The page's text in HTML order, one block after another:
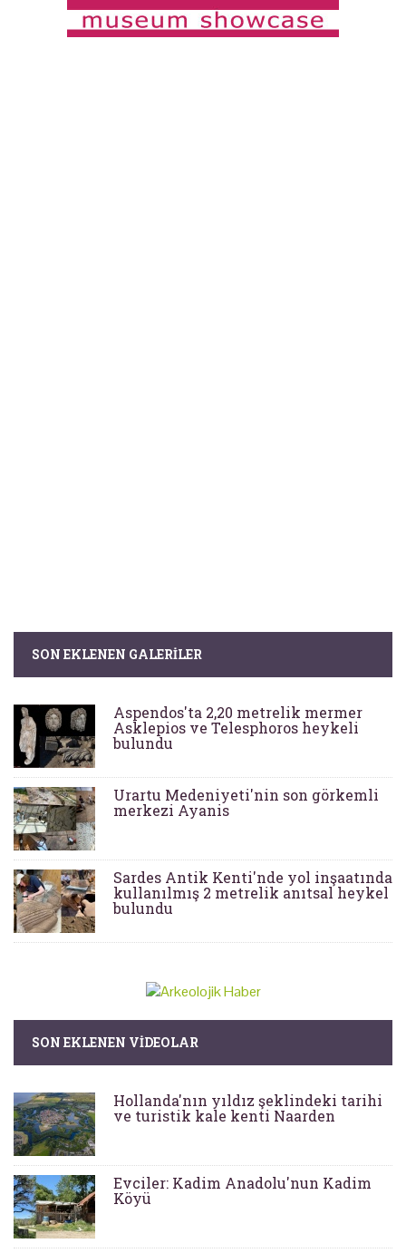
SON EKLENEN GALERILER
Aspendos'ta 2,20 metrelik mermer
Asklepios ve Telesphoros heykeli
bulundu
Urartu Medeniyeti'nin son görkemli
merkezi Ayanis
Sardes Antik Kenti'nde yol inşaatında
kullanılmış 2 metrelik anıtsal heykel
bulundu
SON EKLENEN VIDEOLAR
Hollanda'nın yıldız şeklindeki tarihi
ve turistik kale kenti Naarden
Evciler: Kadim Anadolu'nun Kadim
Köyü